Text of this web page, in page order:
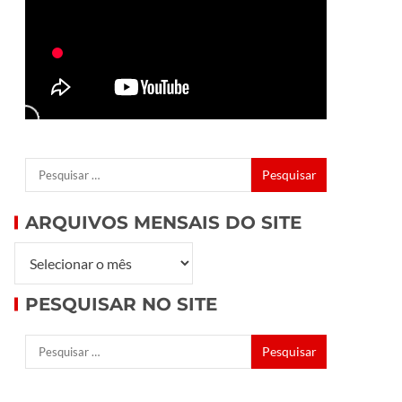
ARQUIVOS MENSAIS DO SITE
PESQUISAR NO SITE